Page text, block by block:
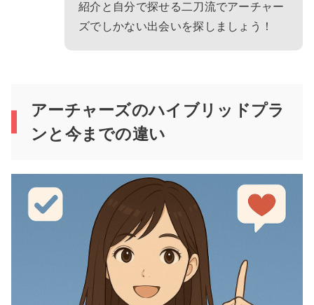
紹介と自分で探せる二刀流でアーチャー
ズでしかない出会いを探しましょう！
アーチャーズのハイブリッドプラ
ンと今までの違い